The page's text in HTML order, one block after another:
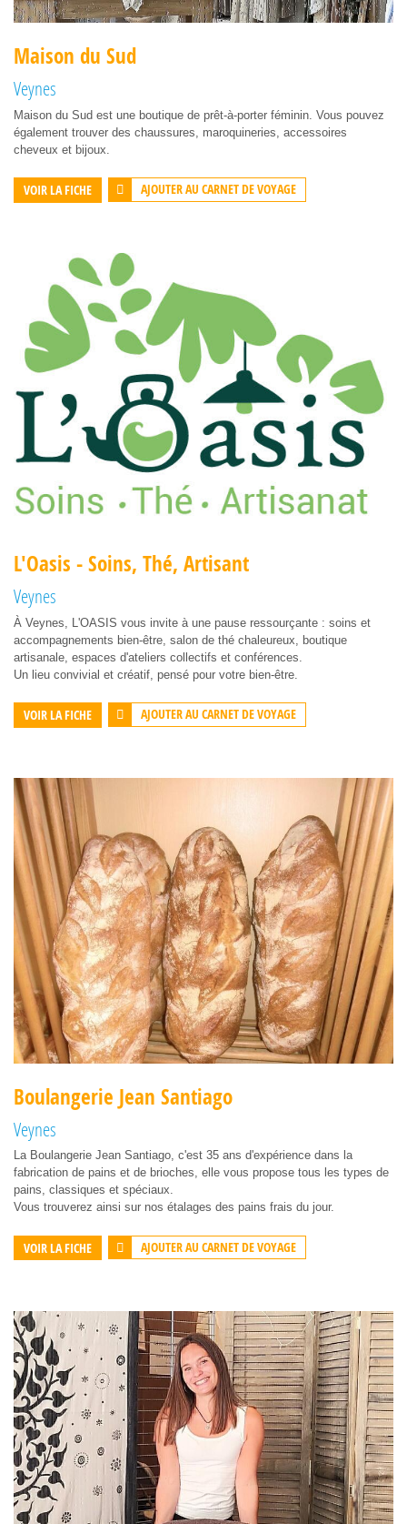
Maison du Sud
Veynes
Maison du Sud est une boutique de prêt-à-porter féminin. Vous pouvez
également trouver des chaussures, maroquineries, accessoires
cheveux et bijoux.
VOIR LA FICHE AJOUTER AU CARNET DE VOYAGE
L'Oasis - Soins, Thé, Artisant
Veynes
À Veynes, L'OASIS vous invite à une pause ressourçante : soins et
accompagnements bien-être, salon de thé chaleureux, boutique
artisanale, espaces d'ateliers collectifs et conférences.
Un lieu convivial et créatif, pensé pour votre bien-être.
VOIR LA FICHE AJOUTER AU CARNET DE VOYAGE
Boulangerie Jean Santiago
Veynes
La Boulangerie Jean Santiago, c'est 35 ans d'expérience dans la
fabrication de pains et de brioches, elle vous propose tous les types de
pains, classiques et spéciaux.
Vous trouverez ainsi sur nos étalages des pains frais du jour.
VOIR LA FICHE AJOUTER AU CARNET DE VOYAGE